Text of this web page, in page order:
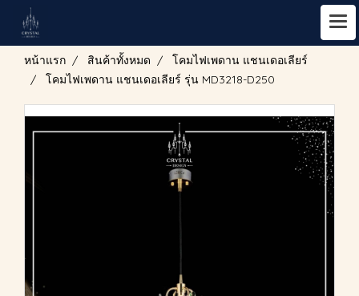
หน้าแรก สินค้าทั้งหมด
โคมไฟเพดาน แชนเดอเลียร์
โคมไฟเพดาน แชนเดอเลียร์ รุ่น MD3218-D250